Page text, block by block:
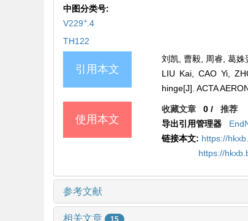
中图分类号:
V229+.4
TH122
引用本文
刘凯, 曹毅, 周睿, 葛
LIU Kai, CAO Yi,
hinge[J]. ACTA
使用本文
收藏文章 0 /推荐
导出引用管理器
链接本文: https://
https://
参考文献
相关文章 15